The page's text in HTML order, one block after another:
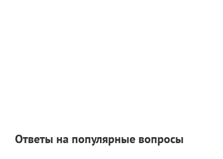
Ответы на популярные вопросы